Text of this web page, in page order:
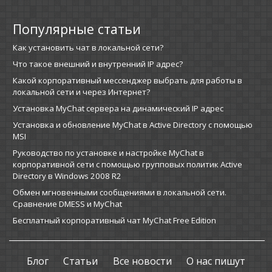
Популярные статьи
Как установить чат в локальной сети?
Что такое внешний и внутренний IP адрес?
Какой корпоративный мессенджер выбрать для работы в
локальной сети и через Интернет?
Установка MyChat сервера на динамический IP адрес
Установка и обновление MyChat в Active Directory с помощью
MSI
Руководство по установке и настройке MyChat в
корпоративной сети с помощью групповых политик Active
Directory в Windows 2008 R2
Обмен мгновенными сообщениями в локальной сети.
Сравнение DMESS и MyChat
Бесплатный корпоративный чат MyChat Free Edition
Блог Статьи Все новости О нас пишут